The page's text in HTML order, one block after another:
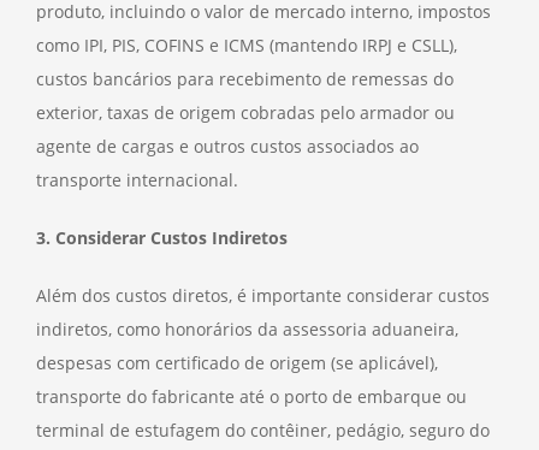
produto, incluindo o valor de mercado interno, impostos
como IPI, PIS, COFINS e ICMS (mantendo IRPJ e CSLL),
custos bancários para recebimento de remessas do
exterior, taxas de origem cobradas pelo armador ou
agente de cargas e outros custos associados ao
transporte internacional.
3. Considerar Custos Indiretos
Além dos custos diretos, é importante considerar custos
indiretos, como honorários da assessoria aduaneira,
despesas com certificado de origem (se aplicável),
transporte do fabricante até o porto de embarque ou
terminal de estufagem do contêiner, pedágio, seguro do